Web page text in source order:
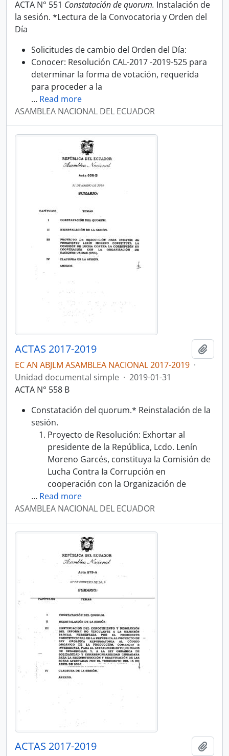
ACTA N° 551 Constatación de quorum. Instalación de
la sesión. *Lectura de la Convocatoria y Orden del
Día
Solicitudes de cambio del Orden del Día:
Conocer: Resolución CAL-2017 -2019-525 para
determinar la forma de votación, requerida
para proceder a la
… Read more
ASAMBLEA NACIONAL DEL ECUADOR
ACTAS 2017-2019
EC AN ABJLM ASAMBLEA NACIONAL 2017-2019 ·
Unidad documental simple · 2019-01-31
ACTA N° 558 B
Constatación del quorum.* Reinstalación de la
sesión.
Proyecto de Resolución: Exhortar al
presidente de la República, Lcdo. Lenín
Moreno Garcés, constituya la Comisión de
Lucha Contra Ia Corrupción en
cooperación con la Organización de
… Read more
ASAMBLEA NACIONAL DEL ECUADOR
ACTAS 2017-2019